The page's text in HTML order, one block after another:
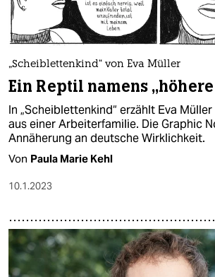
„Scheiblettenkind“ von Eva Müller
Ein Reptil namens
In „Scheiblettenkind“ erzählt Eva
aus einer Arbeiterfamilie. Die Graphic
Annäherung an deutsche Wirklichkeit.
Von Paula Marie Kehl
10.1.2023